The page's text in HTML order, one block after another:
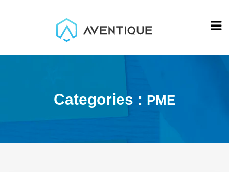
Categories : PME